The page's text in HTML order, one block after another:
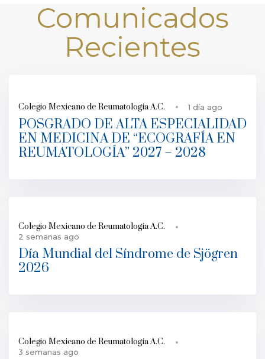
Comunicados
Recientes
Colegio Mexicano de Reumatología A.C. 1 día ago
POSGRADO DE ALTA ESPECIALIDAD
EN MEDICINA DE “ECOGRAFÍA EN
REUMATOLOGÍA” 2027 – 2028
Colegio Mexicano de Reumatología A.C.
2 semanas ago
Día Mundial del Síndrome de Sjögren
2026
Colegio Mexicano de Reumatología A.C.
3 semanas ago